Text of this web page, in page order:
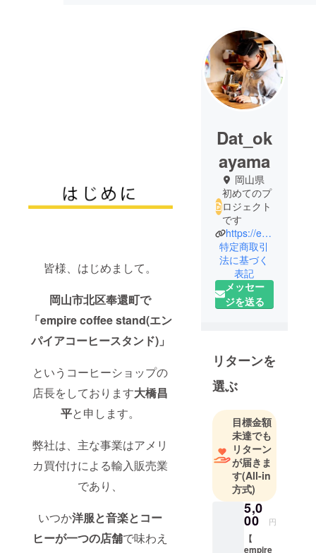
皆様、はじめまして。
岡山市北区奉還町で
「empire coffee stand(エン
パイアコーヒースタンド)」
というコーヒーショップの
店長をしております大橋昌
平と申します。
弊社は、主な事業はアメリ
カ買付けによる輸入販売業
であり、
いつか洋服と音楽とコー
ヒーが一つの店舗で味わえ
Dat_ok
ayama
岡山県
初めてのプ
ロジェクト
です
https://empire-coffee.online
特定商取引
法に基づく
表記
メッセー
ジを送る
リターンを
選ぶ
目標金額
未達でも
リターン
が届きま
す(All-in
方式)
5,0
00 円
【
empire